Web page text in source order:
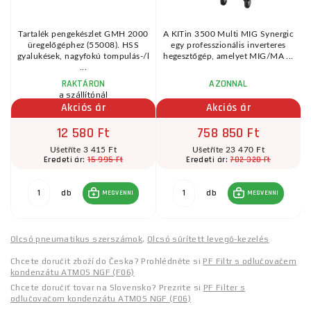
Tartalék pengekészlet GMH 2000
üregelőgéphez (55008). HSS
gyalukések, nagyfokú tompulás-/l
RAKTÁRON
a szállítónál
Akciós ár
12 580 Ft
Ušetříte 3 415 Ft
Eredeti ár:15 995 Ft
db MEGVENNI
A KITin 3500 Multi MIG Synergic
egy professzionális inverteres
hegesztőgép, amelyet MIG/MA ...
AZONNAL
Akciós ár
758 850 Ft
Ušetříte 23 470 Ft
Eredeti ár:782 320 Ft
db MEGVENNI
Olcsó pneumatikus szerszámok, Olcsó sűrített levegő-kezelés
Chcete doručit zboží do Česka? Prohlédněte si PF Filtr s odlučovačem
kondenzátu ATMOS NGF (F06)
Chcete doručiť tovar na Slovensko? Prezrite si PF Filter s
odlučovačom kondenzátu ATMOS NGF (F06)